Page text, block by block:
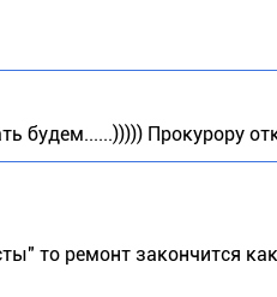
будем......))))) Прокурору
то ремонт закончится